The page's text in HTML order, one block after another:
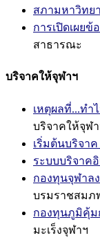
สภามหาวิทย
การเปิดเผย
สาธารณะ
บริจาคให้จุฬาฯ
เหตุผลที่...ทำ
บริจาคให้จุฬ
เริ่มต้นบริจาค
ระบบบริจาค
กองทุนจุฬาล
บรมราชสมภ
กองทุนภูมิคุ้ม
มะเร็งจุฬาฯ